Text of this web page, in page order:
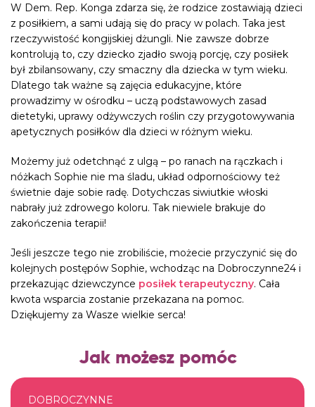
W Dem. Rep. Konga zdarza się, że rodzice zostawiają dzieci
z posiłkiem, a sami udają się do pracy w polach. Taka jest
rzeczywistość kongijskiej dżungli. Nie zawsze dobrze
kontrolują to, czy dziecko zjadło swoją porcję, czy posiłek
był zbilansowany, czy smaczny dla dziecka w tym wieku.
Dlatego tak ważne są zajęcia edukacyjne, które
prowadzimy w ośrodku – uczą podstawowych zasad
dietetyki, uprawy odżywczych roślin czy przygotowywania
apetycznych posiłków dla dzieci w różnym wieku.
Możemy już odetchnąć z ulgą – po ranach na rączkach i
nóżkach Sophie nie ma śladu, układ odpornościowy też
świetnie daje sobie radę. Dotychczas siwiutkie włoski
nabrały już zdrowego koloru. Tak niewiele brakuje do
zakończenia terapii!
Jeśli jeszcze tego nie zrobiliście, możecie przyczynić się do
kolejnych postępów Sophie, wchodząc na Dobroczynne24 i
przekazując dziewczynce posiłek terapeutyczny. Cała
kwota wsparcia zostanie przekazana na pomoc.
Dziękujemy za Wasze wielkie serca!
Jak możesz pomóc
DOBROCZYNNE